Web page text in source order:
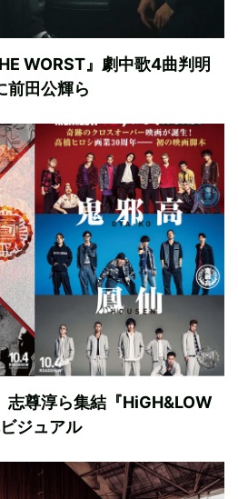
WORST』劇中歌4曲判明
前田公輝ら
志尊淳ら集結『HiGH&LOW
ジュアル